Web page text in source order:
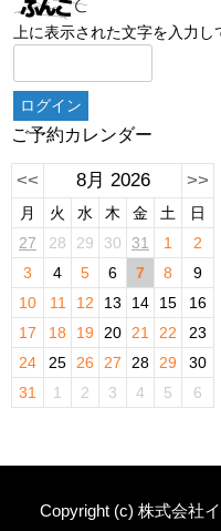
上に表示された文字を入力し
ご予約カレンダー
<< 8月 2026 >>
月 火 水 木 金 土
日
27
28 29 30 31 1
2
3
4 5 6 7 8
9
10
11 12 13 14 15
16
17
18 19 20 21 22
23
24
25 26 27 28 29
30
31
1 2 3 4 5 6
Copyright (c) 株式会社